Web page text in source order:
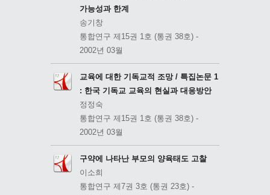
가능성과 한계
송기창
통합연구 제15권 1호 (통권 38호) -
2002년 03월
교육에 대한 기독교적 조망 / 특집논문 1
: 한국 기독교 교육의 현실과 대응방안
정정숙
통합연구 제15권 1호 (통권 38호) -
2002년 03월
구약에 나타난 부모의 양육태도 고찰
이소희
통합연구 제7권 3호 (통권 23호) -